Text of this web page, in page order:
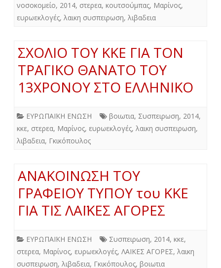
νοσοκομείο, 2014, στερεα, κουτσούμπας, Μαρίνος,
ευρωεκλογές, λαικη συσπειρωση, λιβαδεια
ΣΧΟΛΙΟ ΤΟΥ ΚΚΕ ΓΙΑ ΤΟΝ
ΤΡΑΓΙΚΟ ΘΑΝΑΤΟ ΤΟΥ
13ΧΡΟΝΟΥ ΣΤΟ ΕΛΛΗΝΙΚΟ
ΕΥΡΩΠΑΪΚΗ ΕΝΩΣΗ βοιωτια, Συσπειρωση, 2014,
κκε, στερεα, Μαρίνος, ευρωεκλογές, λαικη συσπειρωση,
λιβαδεια, Γκικόπουλος
ΑΝΑΚΟΙΝΩΣΗ ΤΟΥ
ΓΡΑΦΕΙΟΥ ΤΥΠΟΥ του ΚΚΕ
ΓΙΑ ΤΙΣ ΛΑΪΚΕΣ ΑΓΟΡΕΣ
ΕΥΡΩΠΑΪΚΗ ΕΝΩΣΗ Συσπειρωση, 2014, κκε,
στερεα, Μαρίνος, ευρωεκλογές, ΛΑΙΚΕΣ ΑΓΟΡΕΣ, λαικη
συσπειρωση, λιβαδεια, Γκικόπουλος, βοιωτια